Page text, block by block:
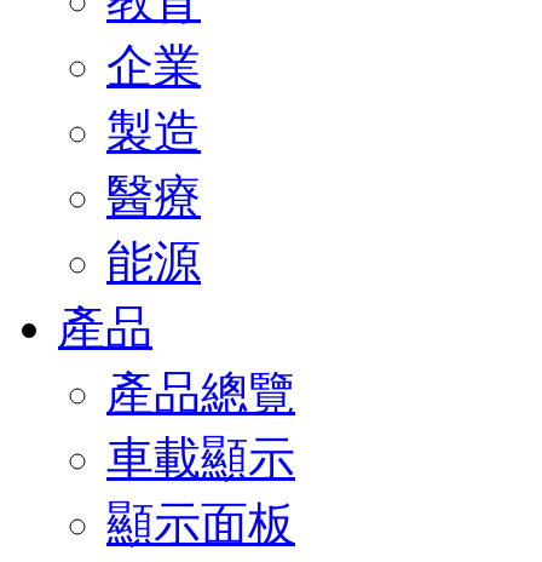
企業
製造
醫療
能源
產品
產品總覽
車載顯示
顯示面板